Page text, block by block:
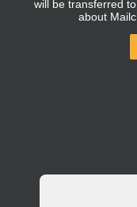
will be transferred
about